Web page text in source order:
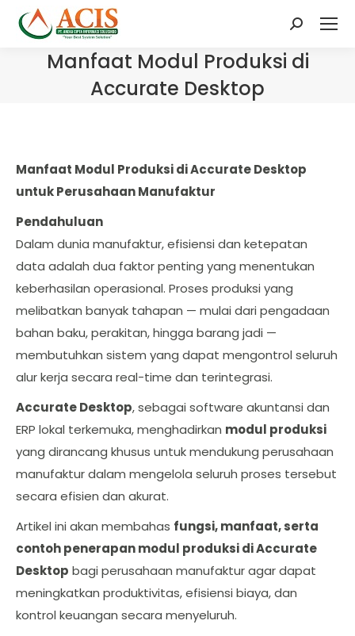
Search:
Manfaat Modul Produksi di
Accurate Desktop
Manfaat Modul Produksi di Accurate Desktop
untuk Perusahaan Manufaktur
Pendahuluan
Dalam dunia manufaktur, efisiensi dan ketepatan
data adalah dua faktor penting yang menentukan
keberhasilan operasional. Proses produksi yang
melibatkan banyak tahapan — mulai dari pengadaan
bahan baku, perakitan, hingga barang jadi —
membutuhkan sistem yang dapat mengontrol seluruh
alur kerja secara real-time dan terintegrasi.
Accurate Desktop, sebagai software akuntansi dan
ERP lokal terkemuka, menghadirkan modul produksi
yang dirancang khusus untuk mendukung perusahaan
manufaktur dalam mengelola seluruh proses tersebut
secara efisien dan akurat.
Artikel ini akan membahas fungsi, manfaat, serta
contoh penerapan modul produksi di Accurate
Desktop bagi perusahaan manufaktur agar dapat
meningkatkan produktivitas, efisiensi biaya, dan
kontrol keuangan secara menyeluruh.